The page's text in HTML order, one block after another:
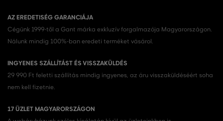
AZ EREDETISÉG GARANCIÁJA
Cégünk 1999-től a Gant márka exkluzív forgalmazója Magyarországon.
Nálunk mindig 100%-ban eredeti terméket vásárol.
INGYENES SZÁLLÍTÁST ÉS VISSZAKÜLDÉS
29 990 Ft feletti szállítás mindig ingyenes, az áru visszaküldéséért soha
nem kell fizetnie.
17 ÜZLET MAGYARORSZÁGON